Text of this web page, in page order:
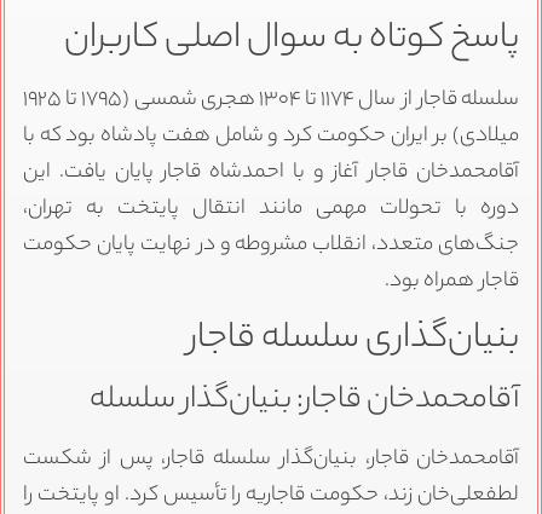
پاسخ کوتاه به سوال اصلی کاربران
سلسله قاجار از سال ۱۱۷۴ تا ۱۳۰۴ هجری شمسی (۱۷۹۵ تا ۱۹۲۵
میلادی) بر ایران حکومت کرد و شامل هفت پادشاه بود که با
آقامحمدخان قاجار آغاز و با احمدشاه قاجار پایان یافت. این
دوره با تحولات مهمی مانند انتقال پایتخت به تهران،
جنگ‌های متعدد، انقلاب مشروطه و در نهایت پایان حکومت
قاجار همراه بود.
بنیان‌گذاری سلسله قاجار
آقامحمدخان قاجار: بنیان‌گذار سلسله
آقامحمدخان قاجار، بنیان‌گذار سلسله قاجار، پس از شکست
لطفعلی‌خان زند، حکومت قاجاریه را تأسیس کرد. او پایتخت را